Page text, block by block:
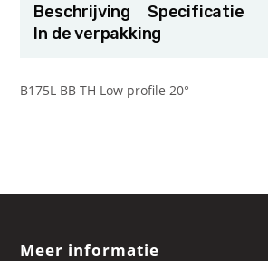
Beschrijving
Specificatie
In de verpakking
B175L BB TH Low profile 20°
Meer informatie